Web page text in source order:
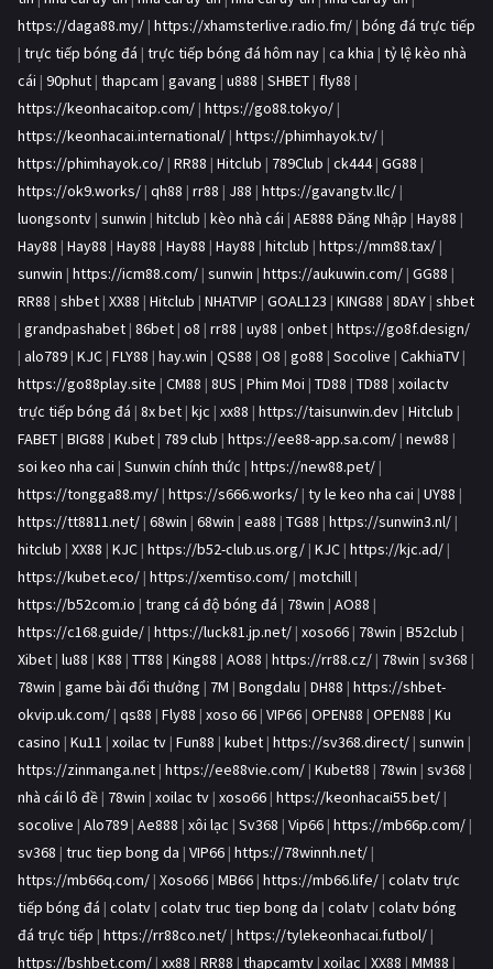
https://daga88.my/ | https://xhamsterlive.radio.fm/ | bóng đá trực tiếp
| trực tiếp bóng đá | trực tiếp bóng đá hôm nay | ca khia | tỷ lệ kèo nhà
cái | 90phut | thapcam | gavang | u888 | SHBET | fly88 |
https://keonhacaitop.com/ | https://go88.tokyo/ |
https://keonhacai.international/ | https://phimhayok.tv/ |
https://phimhayok.co/ | RR88 | Hitclub | 789Club | ck444| GG88 |
https://ok9.works/ | qh88 | rr88 | J88 | https://gavangtv.llc/ |
luongsontv | sunwin | hitclub | kèo nhà cái | AE888 Đăng Nhập | Hay88 |
Hay88 | Hay88 | Hay88 | Hay88 | Hay88 | hitclub | https://mm88.tax/ |
sunwin | https://icm88.com/ | sunwin | https://aukuwin.com/ | GG88 |
RR88 | shbet | XX88 | Hitclub | NHATVIP | GOAL123 | KING88 | 8DAY | shbet
| grandpashabet | 86bet | o8 | rr88 | uy88 | onbet | https://go8f.design/
| alo789 | KJC | FLY88 | hay.win | QS88 | O8 | go88 | Socolive | CakhiaTV |
https://go88play.site | CM88 | 8US | Phim Moi | TD88 | TD88 | xoilactv
trực tiếp bóng đá | 8x bet | kjc | xx88 | https://taisunwin.dev | Hitclub |
FABET | BIG88 | Kubet | 789 club | https://ee88-app.sa.com/ | new88 |
soi keo nha cai | Sunwin chính thức | https://new88.pet/ |
https://tongga88.my/ | https://s666.works/ | ty le keo nha cai | UY88 |
https://tt8811.net/ | 68win | 68win | ea88 | TG88 | https://sunwin3.nl/ |
hitclub | XX88 | KJC | https://b52-club.us.org/ | KJC | https://kjc.ad/ |
https://kubet.eco/ | https://xemtiso.com/ | motchill |
https://b52com.io | trang cá độ bóng đá | 78win | AO88 |
https://c168.guide/ | https://luck81.jp.net/ | xoso66 | 78win | B52club |
Xibet | lu88 | K88 | TT88 | King88 | AO88 | https://rr88.cz/ | 78win | sv368 |
78win | game bài đổi thưởng | 7M | Bongdalu | DH88 | https://shbet-
okvip.uk.com/ | qs88 | Fly88 | xoso 66 | VIP66 | OPEN88 | OPEN88 | Ku
casino | Ku11 | xoilac tv | Fun88 | kubet | https://sv368.direct/ | sunwin |
https://zinmanga.net | https://ee88vie.com/ | Kubet88 | 78win | sv368 |
nhà cái lô đề | 78win | xoilac tv | xoso66 | https://keonhacai55.bet/ |
socolive | Alo789 | Ae888 | xôi lạc | Sv368 | Vip66 | https://mb66p.com/ |
sv368 | truc tiep bong da | VIP66 | https://78winnh.net/ |
https://mb66q.com/ | Xoso66 | MB66 | https://mb66.life/ | colatv trực
tiếp bóng đá | colatv | colatv truc tiep bong da | colatv | colatv bóng
đá trực tiếp | https://rr88co.net/ | https://tylekeonhacai.futbol/ |
https://bshbet.com/ | xx88 | RR88 | thapcamtv | xoilac | XX88 | MM88 |